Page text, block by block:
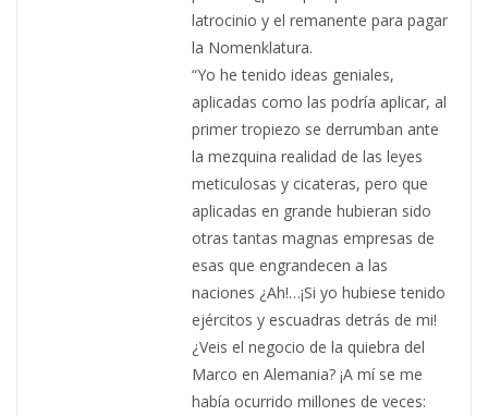
latrocinio y el remanente para pagar
la Nomenklatura.
“Yo he tenido ideas geniales,
aplicadas como las podría aplicar, al
primer tropiezo se derrumban ante
la mezquina realidad de las leyes
meticulosas y cicateras, pero que
aplicadas en grande hubieran sido
otras tantas magnas empresas de
esas que engrandecen a las
naciones ¿Ah!…¡Si yo hubiese tenido
ejércitos y escuadras detrás de mi!
¿Veis el negocio de la quiebra del
Marco en Alemania? ¡A mí se me
había ocurrido millones de veces: